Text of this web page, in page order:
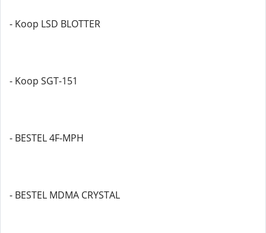
- Koop LSD BLOTTER
- Koop SGT-151
- BESTEL 4F-MPH
- BESTEL MDMA CRYSTAL